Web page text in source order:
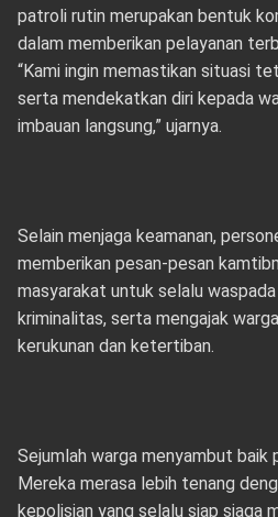
patroli rutin merupakan bentuk
dalam memberikan pelayanan
“Kami ingin memastikan situasi
serta mendekatkan diri kepada
imbauan langsung,” ujarnya.
Selain menjaga keamanan,
memberikan pesan-pesan
masyarakat untuk selalu
kriminalitas, serta mengajak
kerukunan dan ketertiban.
Sejumlah warga menyambut
Mereka merasa lebih tenang
kepolisian yang selalu siap siaga